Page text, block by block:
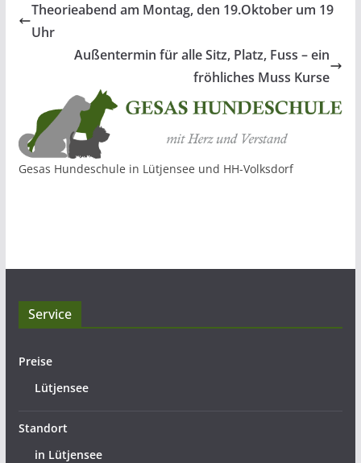
Theorieabend am Montag, den 19.Oktober um 19
Uhr
Außentermin für alle Sitz, Platz, Fuss – ein
fröhliches Muss Kurse
Gesas Hundeschule in Lütjensee und HH-Volksdorf
Service
Preise
Lütjensee
Standort
in Lütjensee